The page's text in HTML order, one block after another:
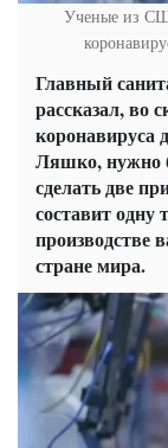
Ученые из
Главный
рассказал, во
коронавируса
Ляшко, нужно
сделать две
составит одну
производстве
стране мира.